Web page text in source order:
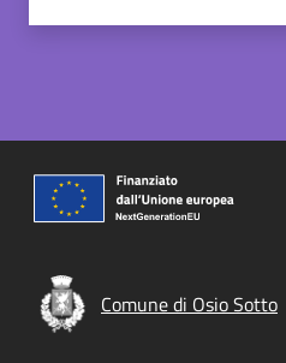
Comune di Osio Sotto